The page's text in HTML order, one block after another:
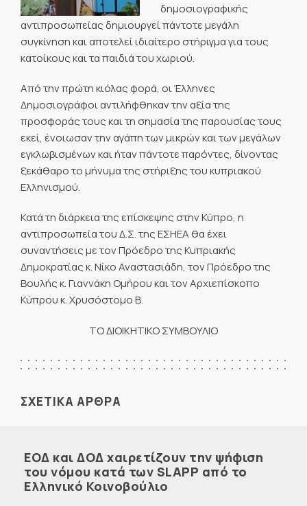
δημοσιογραφικής
αντιπροσωπείας δημιουργεί πάντοτε μεγάλη
συγκίνηση και αποτελεί ιδιαίτερο στήριγμα για τους
κατοίκους και τα παιδιά του χωριού.
Από την πρώτη κιόλας φορά, οι Έλληνες
Δημοσιογράφοι αντιλήφθηκαν την αξία της
προσφοράς τους και τη σημασία της παρουσίας τους
εκεί, ένοιωσαν την αγάπη των μικρών και των μεγάλων
εγκλωβισμένων και ήταν πάντοτε παρόντες, δίνοντας
ξεκάθαρο το μήνυμα της στήριξης του κυπριακού
Ελληνισμού.
Κατά τη διάρκεια της επίσκεψης στην Κύπρο, η
αντιπροσωπεία του Δ.Σ. της ΕΣΗΕΑ θα έχει
συναντήσεις με τον Πρόεδρο της Κυπριακής
Δημοκρατίας κ. Νίκο Αναστασιάδη, τον Πρόεδρο της
Βουλής κ. Γιαννάκη Ομήρου και τον Αρχιεπίσκοπο
Κύπρου κ. Χρυσόστομο Β.
ΤΟ ΔΙΟΙΚΗΤΙΚΟ ΣΥΜΒΟΥΛΙΟ
ΣΧΕΤΙΚΑ ΑΡΘΡΑ
ΕΟΔ και ΔΟΔ χαιρετίζουν την ψήφιση
του νόμου κατά των SLAPP από το
Ελληνικό Κοινοβούλιο